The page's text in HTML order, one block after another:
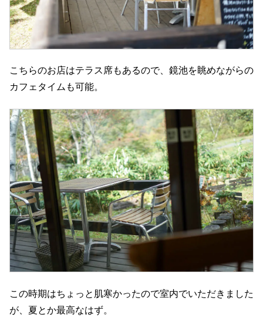
こちらのお店はテラス席もあるので、鏡池を眺めながらの
カフェタイムも可能。
この時期はちょっと肌寒かったので室内でいただきました
が、夏とか最高なはず。